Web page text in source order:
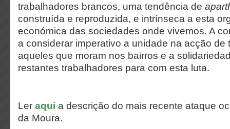
trabalhadores brancos, uma tendência de
construída e reproduzida, e intrínseca a esta
económica das sociedades onde vivemos. A
a considerar imperativo a unidade na acção de
aqueles que moram nos bairros e a
restantes trabalhadores para com esta luta.
Ler aqui a descrição do mais recente ataque
da Moura.